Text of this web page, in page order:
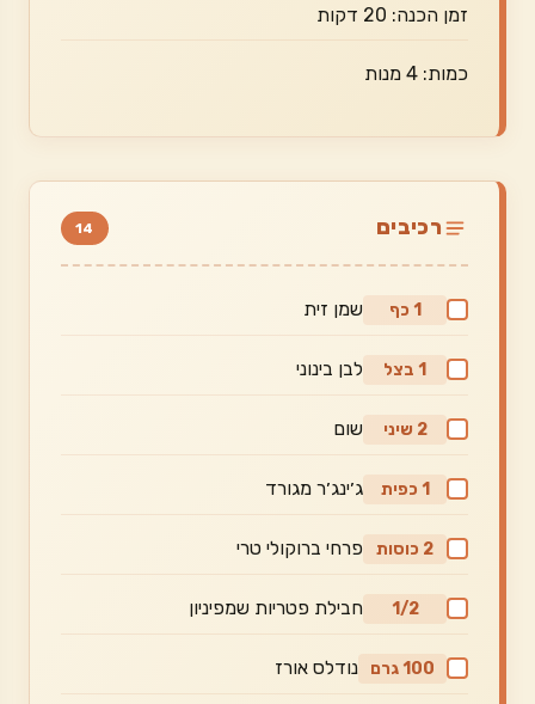
זמן הכנה: 20 דקות
כמות: 4 מנות
רכיבים 14
1 כף שמן זית
1 בצל לבן בינוני
2 שיני שום
1 כפית ג׳ינג׳ר מגורד
2 כוסות פרחי ברוקולי טרי
1/2 חבילת פטריות שמפיניון
100 גרם נודלס אורז